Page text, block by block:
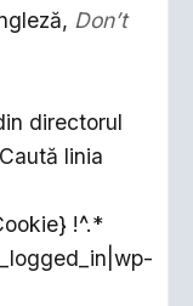
Don’t
directorul
linia
!^.*